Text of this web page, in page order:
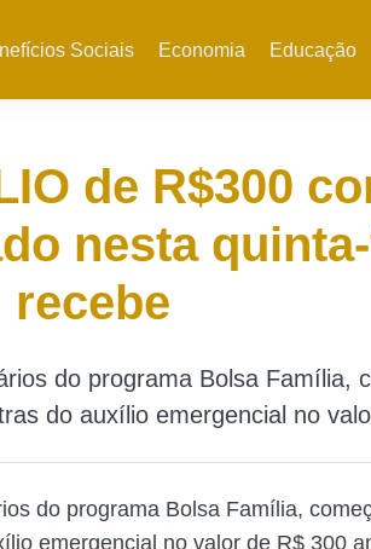
Sociais Economia Educação
de R$300
nesta
recebe
do programa Bolsa Família,
do auxílio emergencial no
do programa Bolsa Família,
emergencial no valor de R$ 300